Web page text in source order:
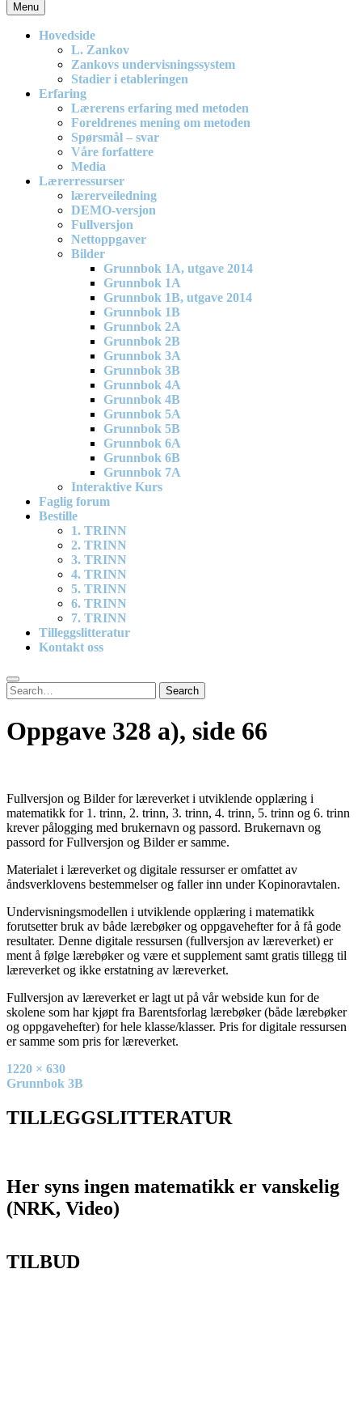
En effektiv og spennende modell for matematikkundervisning i
barneskolen
Menu
Hovedside
L. Zankov
Zankovs undervisningssystem
Stadier i etableringen
Erfaring
Lærerens erfaring med metoden
Foreldrenes mening om metoden
Spørsmål – svar
Våre forfattere
Media
Lærerressurser
lærerveiledning
DEMO-versjon
Fullversjon
Nettoppgaver
Bilder
Grunnbok 1A, utgave 2014
Grunnbok 1A
Grunnbok 1B, utgave 2014
Grunnbok 1B
Grunnbok 2A
Grunnbok 2B
Grunnbok 3A
Grunnbok 3B
Grunnbok 4A
Grunnbok 4B
Grunnbok 5A
Grunnbok 5B
Grunnbok 6A
Grunnbok 6B
Grunnbok 7A
Interaktive Kurs
Faglig forum
Bestille
1. TRINN
2. TRINN
3. TRINN
4. TRINN
5. TRINN
6. TRINN
7. TRINN
Tilleggslitteratur
Kontakt oss
Search
for:
Search
Oppgave 328 a), side 66
Fullversjon og Bilder for læreverket i utviklende opplæring i
matematikk for 1. trinn, 2. trinn, 3. trinn, 4. trinn, 5. trinn og 6. trinn
krever pålogging med brukernavn og passord. Brukernavn og
passord for Fullversjon og Bilder er samme.
Materialet i læreverket og digitale ressurser er omfattet av
åndsverklovens bestemmelser og faller inn under Kopinoravtalen.
Undervisningsmodellen i utviklende opplæring i matematikk
forutsetter bruk av både lærebøker og oppgavehefter for å få gode
resultater. Denne digitale ressursen (fullversjon av læreverket) er
ment å følge lærebøker og være et supplement samt gratis tillegg til
læreverket og ikke erstatning av læreverket.
Fullversjon av læreverket er lagt ut på vår webside kun for de
skolene som har kjøpt fra Barentsforlag lærebøker (både lærebøker
og oppgavehefter) for hele klasse/klasser. Pris for digitale ressursen
er samme som pris for læreverket.
Full
size
1220 × 630
Innleggsnavigasjon
Grunnbok 3B
TILLEGGSLITTERATUR
Her syns ingen matematikk er vanskelig
(NRK, Video)
TILBUD